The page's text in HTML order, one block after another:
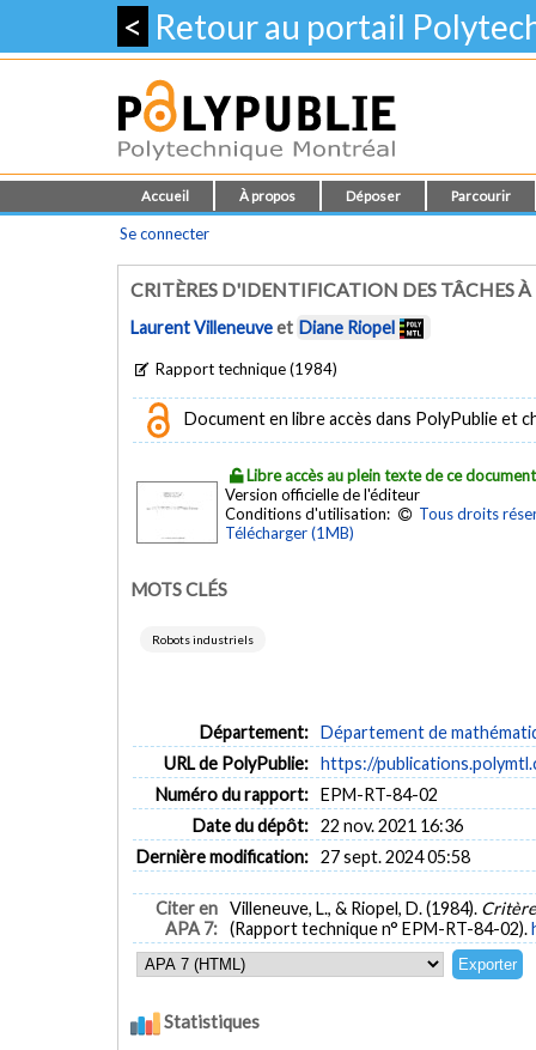
< Retour au portail
Accueil À propos Déposer Parcourir
Se connecter
CRITÈRES D'IDENTIFICATION DES TÂCHES
Laurent Villeneuveet Diane Riopel
Rapport technique (1984)
Document en libre accès dans PolyPublie et
Libre accès au plein texte de ce document
Version officielle de l'éditeur
Conditions d'utilisation:
Tous droits
Télécharger (1MB)
MOTS CLÉS
Robots industriels
Département: Département de
URL de PolyPublie: https://
Numéro du rapport: EPM-RT-84-02
Date du dépôt: 22 nov. 2021 16:36
Dernière modification: 27 sept. 2024 05:58
Citer en
APA 7:
Villeneuve, L., & Riopel, D. (1984).
(Rapport technique n° EPM-RT-84-02).
Statistiques